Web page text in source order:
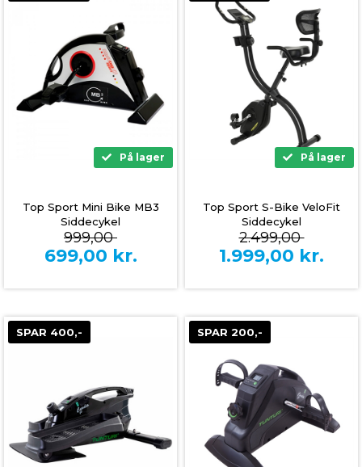
På lager
Top Sport Mini Bike MB3
Siddecykel
999,00
699,00 kr.
På lager
Top Sport S-Bike VeloFit
Siddecykel
2.499,00
1.999,00 kr.
SPAR 400,- SPAR 200,-